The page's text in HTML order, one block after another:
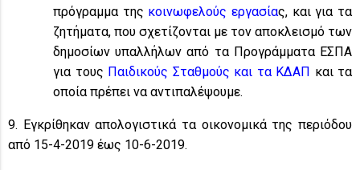
πρόγραμμα της κοινωφελούς εργασίας, και για τα
ζητήματα, που σχετίζονται με τον αποκλεισμό των
δημοσίων υπαλλήλων από τα Προγράμματα ΕΣΠΑ
για τους Παιδικούς Σταθμούς και τα ΚΔΑΠ και τα
οποία πρέπει να αντιπαλέψουμε.
9. Εγκρίθηκαν απολογιστικά τα οικονομικά της περιόδου
από 15-4-2019 έως 10-6-2019.